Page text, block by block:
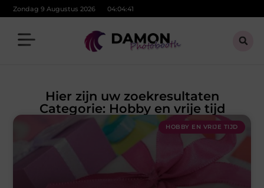
Zondag 9 Augustus 2026 04:04:42
Hier zijn uw zoekresultaten
Categorie: Hobby en vrije tijd
HOBBY EN VRIJE TIJD